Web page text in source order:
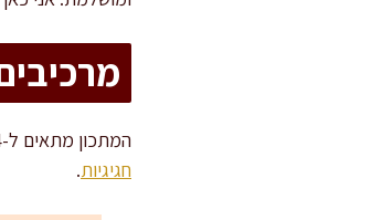
המתכון מתאים ל-4 מנות עיקריות נדיבות, או ל-6 מנות קטנות יותר, למשל כחלק מארוחת טעימות או שישי בערב עשיר בסגנון
חגיגיות.